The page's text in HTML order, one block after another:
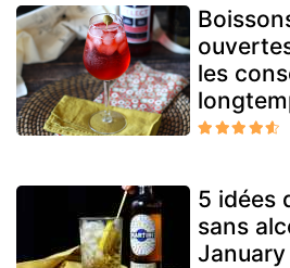
les
5 idées
sans